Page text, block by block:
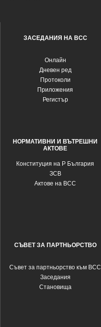
ЗАСЕДАНИЯ НА ВСС
Oнлайн
Дневен ред
Протоколи
Приложения
Регистър
НОРМАТИВНИ И ВЪТРЕШНИ
АКТОВЕ
Конституция на Р България
ЗСВ
Актове на ВСС
СЪВЕТ ЗА ПАРТНЬОРСТВО
Съвет за партньорство към ВСС
Заседания
Становища